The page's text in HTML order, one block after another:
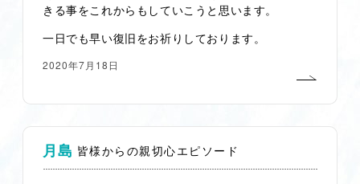
きる事をこれからもしていこうと思います。
一日でも早い復旧をお祈りしております。
2020年7月18日
月島 皆様からの親切心エピソード